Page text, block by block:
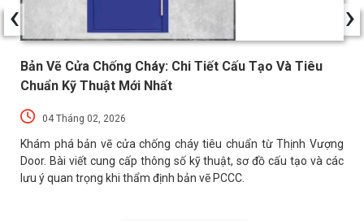
Bản Vẽ Cửa Chống Cháy: Chi Tiết Cấu Tạo Và Tiêu
Chuẩn Kỹ Thuật Mới Nhất
04 Tháng 02, 2026
Khám phá bản vẽ cửa chống cháy tiêu chuẩn từ Thịnh Vượng
Door. Bài viết cung cấp thông số kỹ thuật, sơ đồ cấu tạo và các
lưu ý quan trọng khi thẩm định bản vẽ PCCC.
‹ ›